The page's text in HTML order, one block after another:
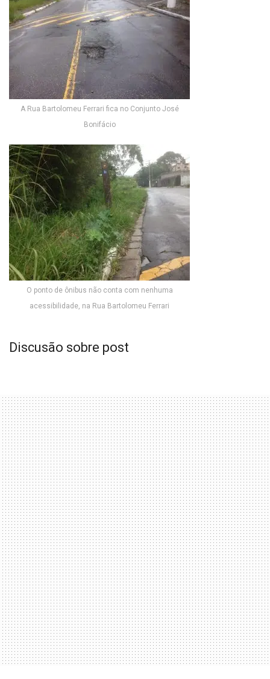
A Rua Bartolomeu Ferrari fica no Conjunto José
Bonifácio
O ponto de ônibus não conta com nenhuma
acessibilidade, na Rua Bartolomeu Ferrari
Discusão sobre post